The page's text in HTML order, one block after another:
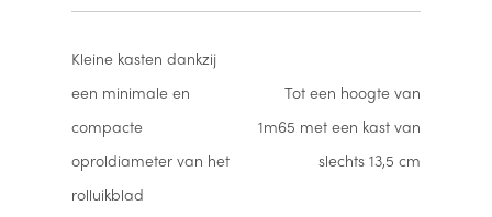
Kleine kasten dankzij
een minimale en
compacte
oproldiameter van het
rolluikblad
Tot een hoogte van
1m65 met een kast van
slechts 13,5 cm